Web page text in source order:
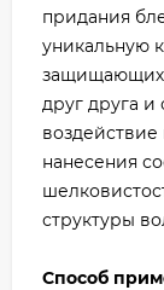
придания
уникальную
защищающих
друг друга
нанесения
структуры
Способ